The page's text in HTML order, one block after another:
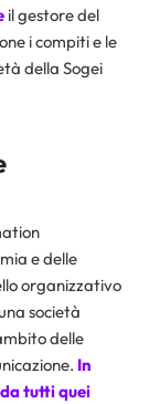
il gestore del
i compiti e le
della Sogei
e delle
organizzativo
società
delle
In
tutti quei